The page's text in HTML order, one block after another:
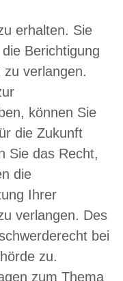
erhalten. Sie
Berichtigung
verlangen.
können Sie
die Zukunft
Sie das Recht,
die
Ihrer
verlangen. Des
bei
zu.
zum Thema